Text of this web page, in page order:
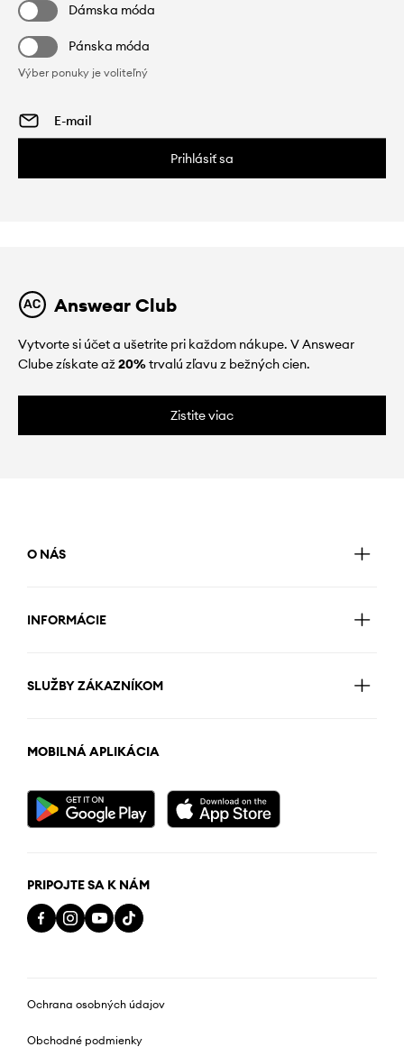
Dámska móda
Pánska móda
Výber ponuky je voliteľný
Prihlásiť sa
Answear Club
Vytvorte si účet a ušetrite pri každom nákupe. V Answear
Clube získate až20%trvalú zľavu z bežných cien.
Zistite viac
O NÁS
INFORMÁCIE
SLUŽBY ZÁKAZNÍKOM
MOBILNÁ APLIKÁCIA
PRIPOJTE SA K NÁM
Ochrana osobných údajov
Obchodné podmienky